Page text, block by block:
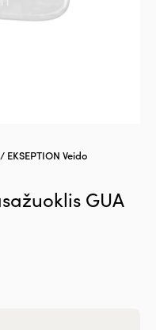
/ EKSEPTION Veido
GUA